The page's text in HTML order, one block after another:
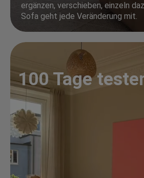
ergänzen, verschieben, einzeln
Sofa geht jede Veränderung mit.
100 Tage